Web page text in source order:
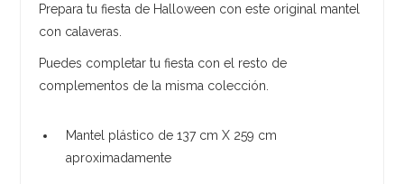
Prepara tu fiesta de Halloween con este original mantel
con calaveras.
Puedes completar tu fiesta con el resto de
complementos de la misma colección.
Mantel plástico de 137 cm X 259 cm
aproximadamente